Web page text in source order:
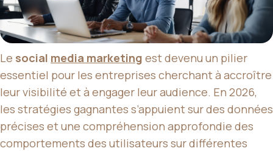
Le social media marketing est devenu un pilier
essentiel pour les entreprises cherchant à accroître
leur visibilité et à engager leur audience. En 2026,
les stratégies gagnantes s’appuient sur des données
précises et une compréhension approfondie des
comportements des utilisateurs sur différentes